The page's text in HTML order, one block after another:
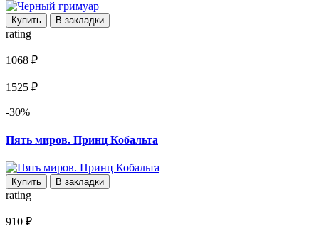
Купить В закладки
rating
1068 ₽
1525 ₽
-30%
Пять миров. Принц Кобальта
Купить В закладки
rating
910 ₽